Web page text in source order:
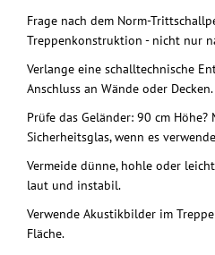
Frage nach dem Norm-
Treppenkonstruktion - nicht nur
Verlange eine schalltechnische
Anschluss an Wände oder Decken.
Prüfe das Geländer: 90 cm
Sicherheitsglas, wenn es
Vermeide dünne, hohle oder
laut und instabil.
Verwende Akustikbilder im
Fläche.